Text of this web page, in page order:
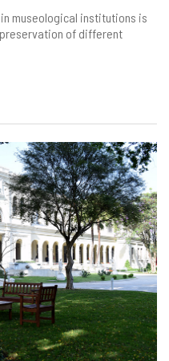
museological institutions is
of different